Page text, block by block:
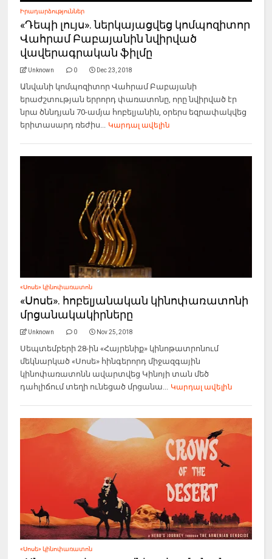
Իրադարձություններ
«Դեպի լույս». ներկայացվեց կոմպոզիտոր
Վահրամ Բաբայանին նվիրված
վավերագրական ֆիլմը
Unknown 0 Dec 23, 2018
Անվանի կոմպոզիտոր Վահրամ Բաբայանի
երաժշտության երրորդ փառատոնը, որը նվիրված էր
նրա ծննդյան 70-ամյա հոբելյանին, օրերս եզրափակվեց
երիտասարդ ռեժիս... Կարդալ ավելին
«Սոսե» կինոփառատոն
«Սոսե». հոբելյանական կինոփառատոնի
մրցանակակիրները
Unknown 0 Nov 25, 2018
Սեպտեմբերի 28-ին «Հայրենիք» կինոթատրոնում
մեկնարկած «Սոսե» հինգերորդ միջազգային
կինոփառատոնն ավարտվեց Կինոյի տան մեծ
դահլիճում տեղի ունեցած մրցանա... Կարդալ ավելին
«Սոսե» կինոփառատոն